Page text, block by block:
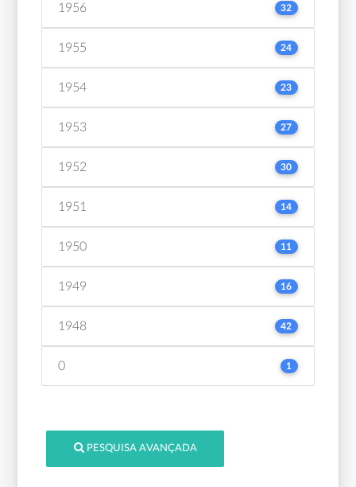
1956 32
1955 24
1954 23
1953 27
1952 30
1951 14
1950 11
1949 16
1948 42
0 1
PESQUISA AVANÇADA